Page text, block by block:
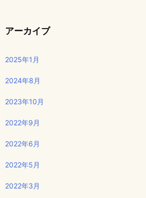
アーカイブ
2025年1月
2024年8月
2023年10月
2022年9月
2022年6月
2022年5月
2022年3月